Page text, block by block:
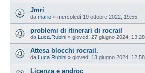
Jmri
da mario » mercoledì 19 ottobre 2022, 19:55
problemi di itinerari di rocrail
da Luca.Rubini » giovedì 27 giugno 2024, 13:28
Attesa blocchi rocrail.
da Luca.Rubini » giovedì 13 giugno 2024, 12:58
Licenza e androc